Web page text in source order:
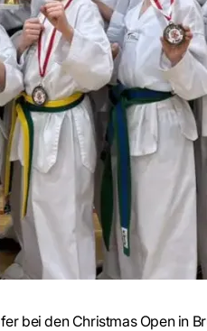
bei den Christmas Open in